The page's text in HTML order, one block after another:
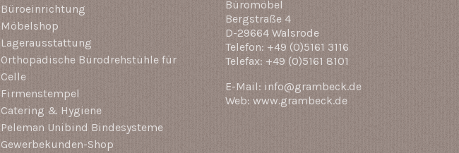
Büroeinrichtung
Möbelshop
Lagerausstattung
Orthopädische Bürodrehstühle für
Celle
Firmenstempel
Catering & Hygiene
Peleman Unibind Bindesysteme
Gewerbekunden-Shop
Büromöbel
Bergstraße 4
D-29664 Walsrode
Telefon: +49 (0)5161 3116
Telefax: +49 (0)5161 8101
E-Mail: info@grambeck.de
Web: www.grambeck.de